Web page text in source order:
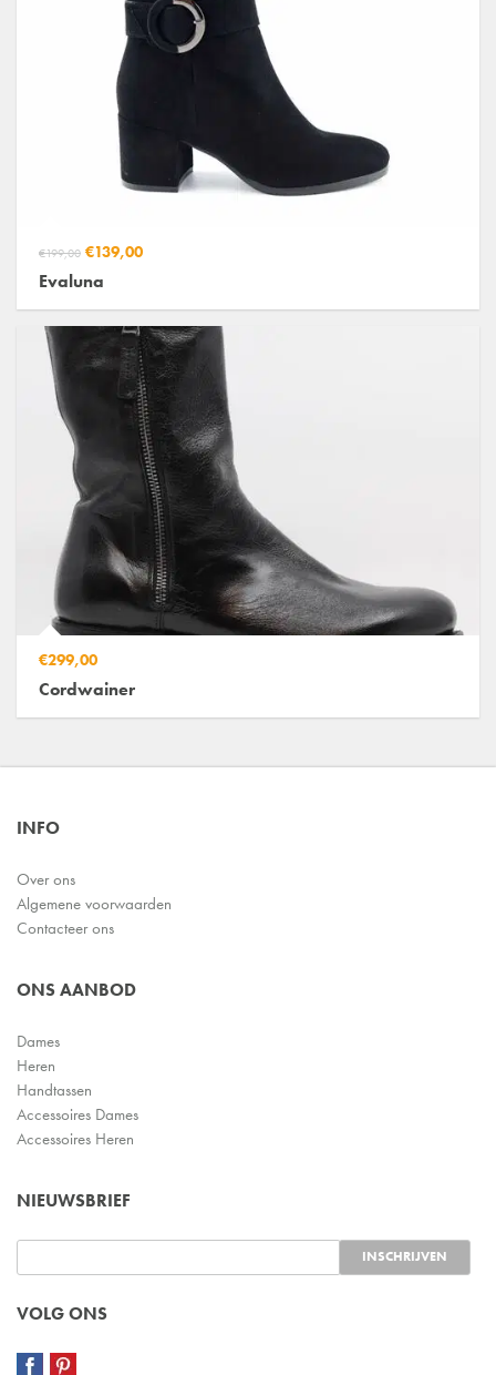
€199,00 €139,00
Evaluna
€299,00
Cordwainer
INFO
Over ons
Algemene voorwaarden
Contacteer ons
ONS AANBOD
Dames
Heren
Handtassen
Accessoires Dames
Accessoires Heren
NIEUWSBRIEF
VOLG ONS